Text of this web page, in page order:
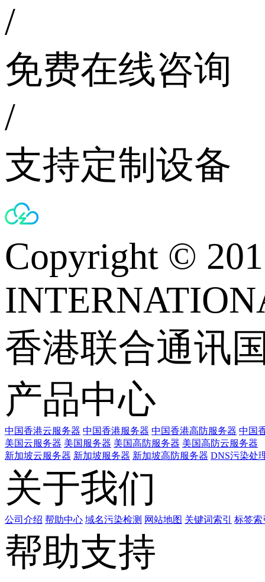
/
免费在线咨询
/
支持定制设备
Copyright ©
香港联合通讯
产品中心
中国香港云服务器 中国香港服务器 中国香港高防服务器 中国
美国云服务器 美国服务器 美国高防服务器 美国高防云服务器
新加坡云服务器 新加坡服务器 新加坡高防服务器 DNS污染处
关于我们
公司介绍 帮助中心 域名污染检测 网站地图 关键词索引 标签索
帮助支持